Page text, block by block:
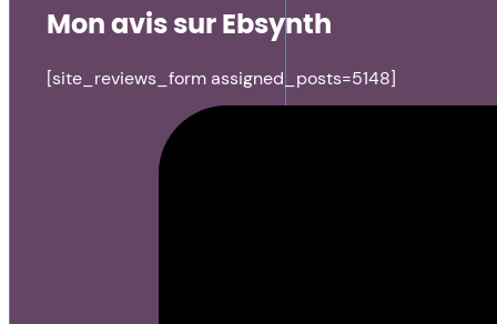
Mon avis sur Ebsynth
[site_reviews_form assigned_posts=5148]